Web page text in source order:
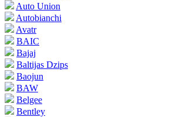
Auto Union
Autobianchi
Avatr
BAIC
Bajaj
Baltijas Dzips
Baojun
BAW
Belgee
Bentley